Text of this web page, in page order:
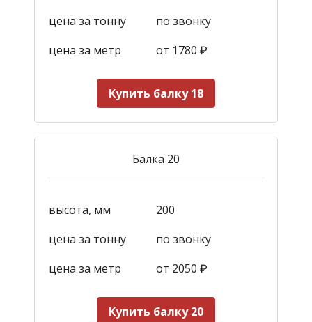
цена за тонну
по звонку
цена за метр
от 1780 ₽
Купить балку 18
Балка 20
высота, мм
200
цена за тонну
по звонку
цена за метр
от 2050 ₽
Купить балку 20